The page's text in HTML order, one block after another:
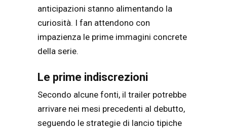
anticipazioni stanno alimentando la
curiosità. I fan attendono con
impazienza le prime immagini concrete
della serie.
Le prime indiscrezioni
Secondo alcune fonti, il trailer potrebbe
arrivare nei mesi precedenti al debutto,
seguendo le strategie di lancio tipiche